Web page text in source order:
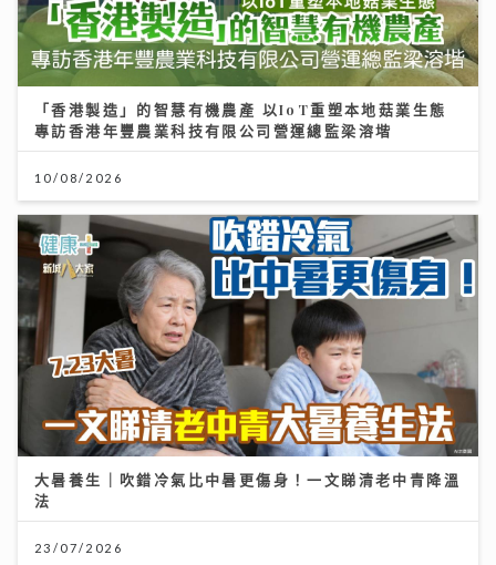
「香港製造」的智慧有機農產 以IoT重塑本地菇業生態
專訪香港年豐農業科技有限公司營運總監梁溶堦
10/08/2026
大暑養生｜吹錯冷氣比中暑更傷身！一文睇清老中青降溫
法
23/07/2026